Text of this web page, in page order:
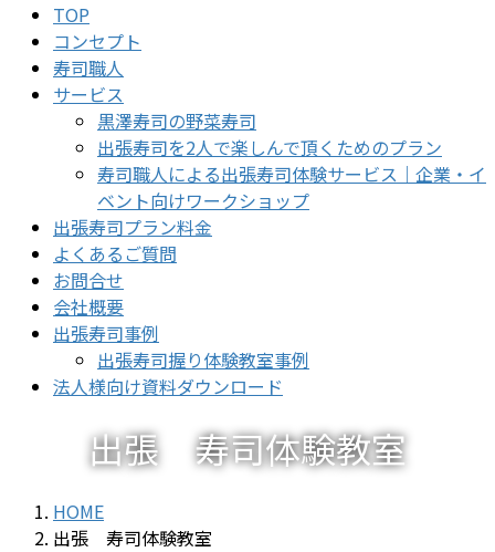
TOP
コンセプト
寿司職人
サービス
黒澤寿司の野菜寿司
出張寿司を2人で楽しんで頂くためのプラン
寿司職人による出張寿司体験サービス｜企業・イ
ベント向けワークショップ
出張寿司プラン料金
よくあるご質問
お問合せ
会社概要
出張寿司事例
出張寿司握り体験教室事例
法人様向け資料ダウンロード
出張 寿司体験教室
HOME
出張 寿司体験教室